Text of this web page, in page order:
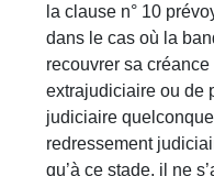
la clause n° 10
dans le cas où la
recouvrer sa
extrajudiciaire ou de
judiciaire
redressement
qu’à ce stade, il ne